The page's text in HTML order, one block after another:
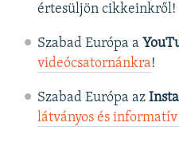
értesüljön cikkeinkről!
Szabad Európa a
videócsatornánkra!
Szabad Európa az
látványos és